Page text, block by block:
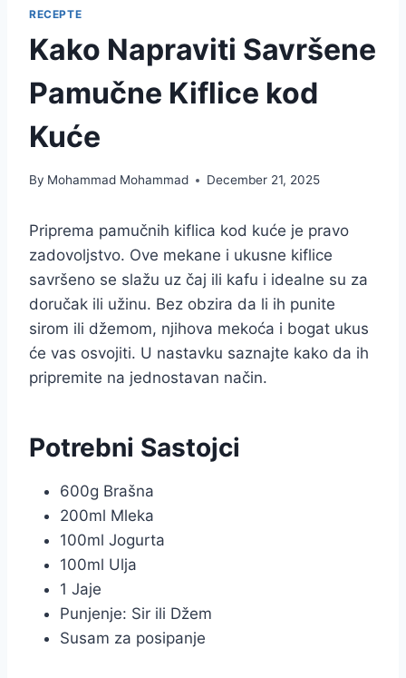
RECEPTE
Kako Napraviti Savršene
Pamučne Kiflice kod
Kuće
By Mohammad Mohammad December 21, 2025
Priprema pamučnih kiflica kod kuće je pravo
zadovoljstvo. Ove mekane i ukusne kiflice
savršeno se slažu uz čaj ili kafu i idealne su za
doručak ili užinu. Bez obzira da li ih punite
sirom ili džemom, njihova mekoća i bogat ukus
će vas osvojiti. U nastavku saznajte kako da ih
pripremite na jednostavan način.
Potrebni Sastojci
600g Brašna
200ml Mleka
100ml Jogurta
100ml Ulja
1 Jaje
Punjenje: Sir ili Džem
Susam za posipanje